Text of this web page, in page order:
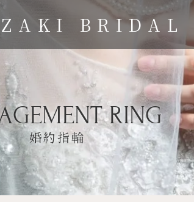
BRIDAL
RING
婚約指輪